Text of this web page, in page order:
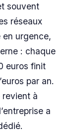
souvent
réseaux
urgence,
: chaque
euros finit
par an.
revient à
a